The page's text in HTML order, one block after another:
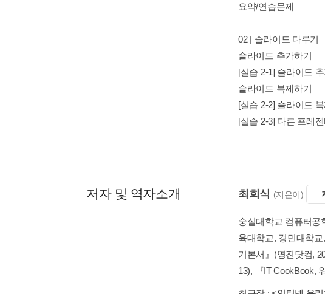
요약/연습문제
02 | 슬라이드 다루기
슬라이드 추가하기
[실습 2-1] 슬라이드
슬라이드 복제하기
[실습 2-2] 슬라이드
[실습 2-3] 다른 프레
저자 및 역자소개 최희식 (지은이)
숭실대학교 컴퓨터공
육대학교, 경민대학
기본서』(영진닷컴,
13), 『IT CookBook,